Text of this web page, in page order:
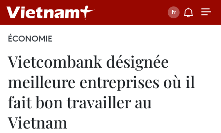
ÉCONOMIE
Vietcombank désignée
meilleure entreprises où il
fait bon travailler au
Vietnam